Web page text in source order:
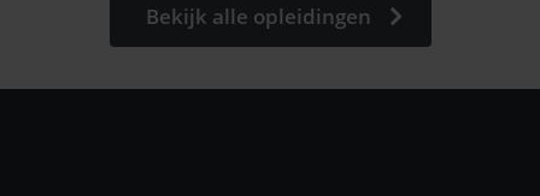
Bekijk alle opleidingen